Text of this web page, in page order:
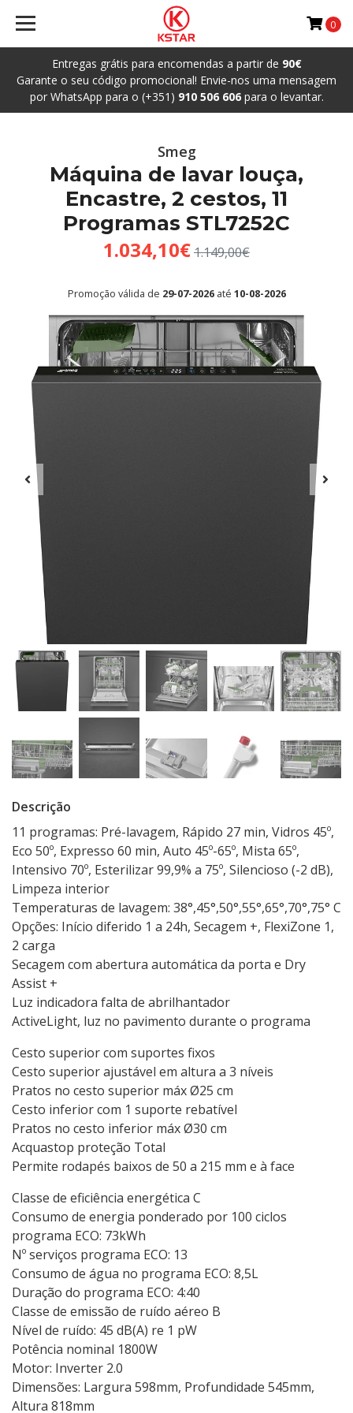
Entregas grátis para encomendas a partir de 90€
Garante o seu código promocional! Envie-nos uma mensagem
por WhatsApp para o (+351) 910 506 606para o levantar.
0
Smeg
Máquina de lavar louça,
Encastre, 2 cestos, 11
Programas STL7252C
1.034,10€1.149,00€
Promoção válida de 29-07-2026até 10-08-2026
Descrição
11 programas: Pré-lavagem, Rápido 27 min, Vidros 45º,
Eco 50º, Expresso 60 min, Auto 45º-65º, Mista 65º,
Intensivo 70º, Esterilizar 99,9% a 75º, Silencioso (-2 dB),
Limpeza interior
Temperaturas de lavagem: 38°,45°,50°,55°,65°,70°,75° C
Opções: Início diferido 1 a 24h, Secagem +, FlexiZone 1,
2 carga
Secagem com abertura automática da porta e Dry
Assist +
Luz indicadora falta de abrilhantador
ActiveLight, luz no pavimento durante o programa
Cesto superior com suportes fixos
Cesto superior ajustável em altura a 3 níveis
Pratos no cesto superior máx Ø25 cm
Cesto inferior com 1 suporte rebatível
Pratos no cesto inferior máx Ø30 cm
Acquastop proteção Total
Permite rodapés baixos de 50 a 215 mm e à face
Classe de eficiência energética C
Consumo de energia ponderado por 100 ciclos
programa ECO: 73kWh
Nº serviços programa ECO: 13
Consumo de água no programa ECO: 8,5L
Duração do programa ECO: 4:40
Classe de emissão de ruído aéreo B
Nível de ruído: 45 dB(A) re 1 pW
Potência nominal 1800W
Motor: Inverter 2.0
Dimensões: Largura 598mm, Profundidade 545mm,
Altura 818mm